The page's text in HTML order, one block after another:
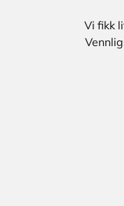
Vi fikk